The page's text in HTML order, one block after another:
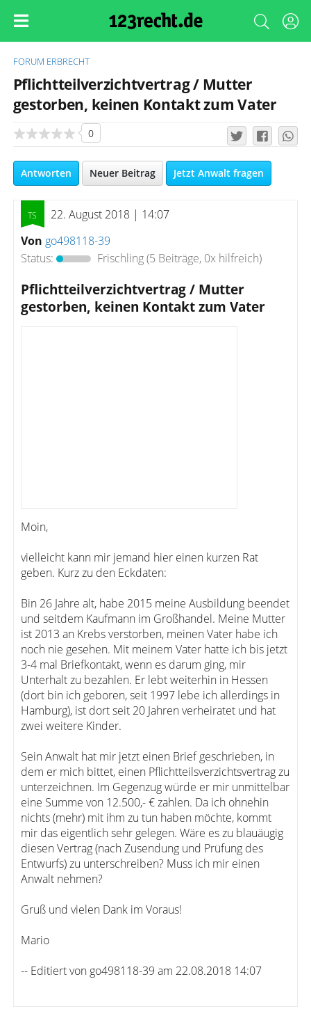
FORUM ERBRECHT
Pflichtteilverzichtvertrag / Mutter
gestorben, keinen Kontakt zum Vater
0
Antworten Neuer Beitrag Jetzt Anwalt fragen
22. August 2018 | 14:07
Von go498118-39
Status:
Frischling(5 Beiträge, 0x hilfreich)
Pflichtteilverzichtvertrag / Mutter
gestorben, keinen Kontakt zum Vater
Moin,
vielleicht kann mir jemand hier einen kurzen Rat
geben. Kurz zu den Eckdaten:
Bin 26 Jahre alt, habe 2015 meine Ausbildung beendet
und seitdem Kaufmann im Großhandel. Meine Mutter
ist 2013 an Krebs verstorben, meinen Vater habe ich
noch nie gesehen. Mit meinem Vater hatte ich bis jetzt
3-4 mal Briefkontakt, wenn es darum ging, mir
Unterhalt zu bezahlen. Er lebt weiterhin in Hessen
(dort bin ich geboren, seit 1997 lebe ich allerdings in
Hamburg), ist dort seit 20 Jahren verheiratet und hat
zwei weitere Kinder.
Sein Anwalt hat mir jetzt einen Brief geschrieben, in
dem er mich bittet, einen Pflichtteilsverzichtsvertrag zu
unterzeichnen. Im Gegenzug würde er mir unmittelbar
eine Summe von 12.500,- € zahlen. Da ich ohnehin
nichts (mehr) mit ihm zu tun haben möchte, kommt
mir das eigentlich sehr gelegen. Wäre es zu blauäugig
diesen Vertrag (nach Zusendung und Prüfung des
Entwurfs) zu unterschreiben? Muss ich mir einen
Anwalt nehmen?
Gruß und vielen Dank im Voraus!
Mario
-- Editiert von go498118-39 am 22.08.2018 14:07